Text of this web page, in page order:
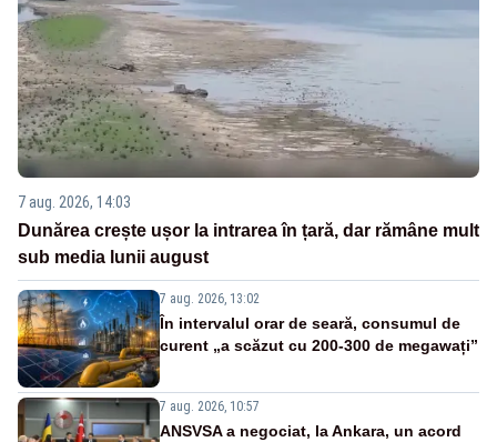
7 aug. 2026, 14:03
Dunărea crește ușor la intrarea în țară, dar rămâne mult
sub media lunii august
7 aug. 2026, 13:02
În intervalul orar de seară, consumul de
curent „a scăzut cu 200-300 de megawați”
7 aug. 2026, 10:57
ANSVSA a negociat, la Ankara, un acord